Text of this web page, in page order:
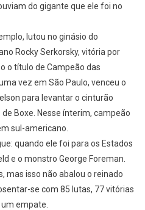
do gigante que ele foi no
lutou no ginásio do
Rocky Serkorsky, vitória por
o título de Campeão das
vez em São Paulo, venceu o
para levantar o cinturão
Boxe. Nesse ínterim, campeão
sul-americano.
quando ele foi para os Estados
e o monstro George Foreman.
mas isso não abalou o reinado
se com 85 lutas, 77 vitórias
empate.